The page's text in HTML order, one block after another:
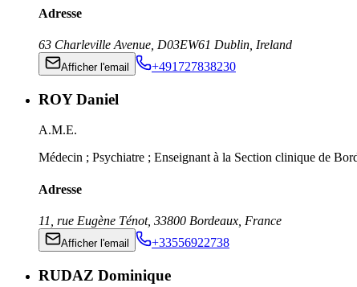
Adresse
63 Charleville Avenue D03EW61 Dublin Ireland
Afficher l'email +491727838230
ROY Daniel
A.M.E.
Médecin ; Psychiatre ; Enseignant à la Section clinique de
Adresse
11, rue Eugène Ténot, 33800 Bordeaux France
Afficher l'email +33556922738
RUDAZ Dominique